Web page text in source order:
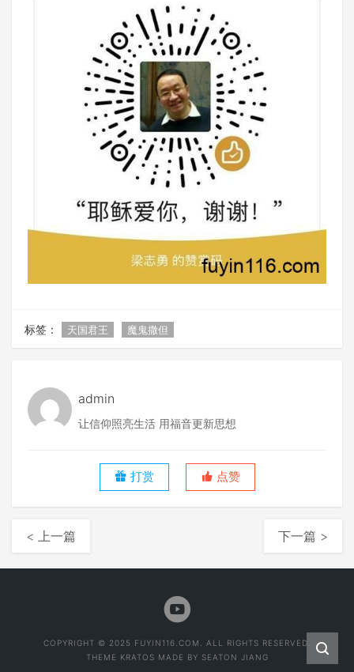
标签： 天国君王 魔鬼撒但
admin
让信仰照亮生活 用福音更新思想
打赏 点赞
< 上一篇 下一篇 >
COPYRIGHT © 2025 FUYIN116.COM. ALL RIGHTS RESERVED.
THEME KRATOS MADE BY SEATON JIANG